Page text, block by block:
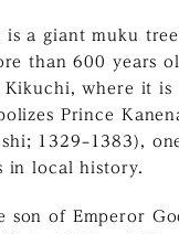
is a giant muku
than 600 years
where it is
Prince
1329–1383),
in local history.
son of Emperor